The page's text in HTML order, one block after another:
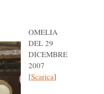
OMELIA
DEL 29
DICEMBRE
2007
[Scarica]